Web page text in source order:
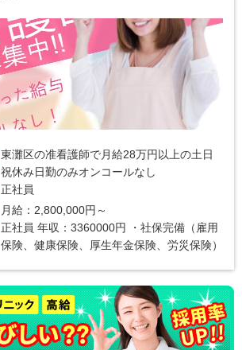
東灘区の准看護師で月給28万円以上の土日
祝休み日勤のみオンコールなし
正社員
月給：2,800,000円～
正社員 年収：3360000円 ・社保完備（雇用
保険、健康保険、厚生年金保険、労災保険）